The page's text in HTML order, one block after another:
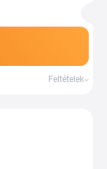
Feltételek